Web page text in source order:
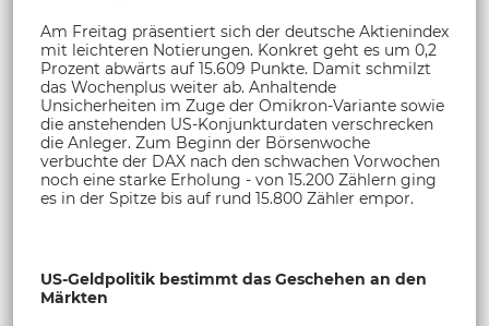
Am Freitag präsentiert sich der deutsche Aktienindex
mit leichteren Notierungen. Konkret geht es um 0,2
Prozent abwärts auf 15.609 Punkte. Damit schmilzt
das Wochenplus weiter ab. Anhaltende
Unsicherheiten im Zuge der Omikron-Variante sowie
die anstehenden US-Konjunkturdaten verschrecken
die Anleger. Zum Beginn der Börsenwoche
verbuchte der DAX nach den schwachen Vorwochen
noch eine starke Erholung - von 15.200 Zählern ging
es in der Spitze bis auf rund 15.800 Zähler empor.
US-Geldpolitik bestimmt das Geschehen an den
Märkten